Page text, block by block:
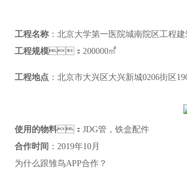
工程名称 ：北京大学第一医院城南院区工程
工程规模：200000㎡
工程地点 ：北京市大兴区大兴新城0206街区
使用的物料：JDG管，铁盒配件
合作时间 ：2019年10月
为什么跟雏鸟APP合作？